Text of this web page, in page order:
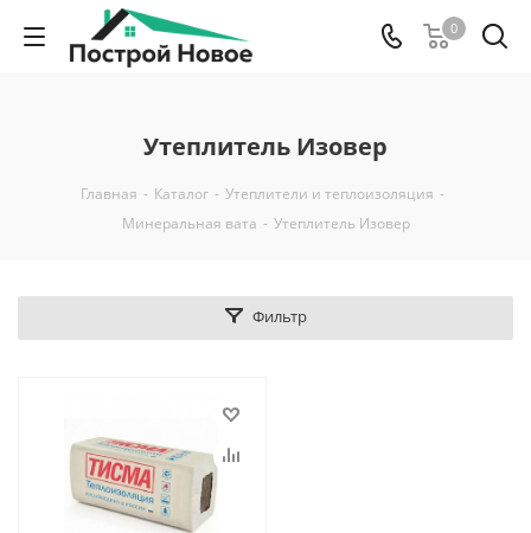
0
Утеплитель Изовер
Главная - Каталог - Утеплители и теплоизоляция -
Минеральная вата - Утеплитель Изовер
Фильтр